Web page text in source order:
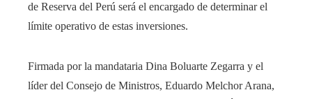
de Reserva del Perú será el encargado de determinar el
límite operativo de estas inversiones.
Firmada por la mandataria Dina Boluarte Zegarra y el
líder del Consejo de Ministros, Eduardo Melchor Arana,